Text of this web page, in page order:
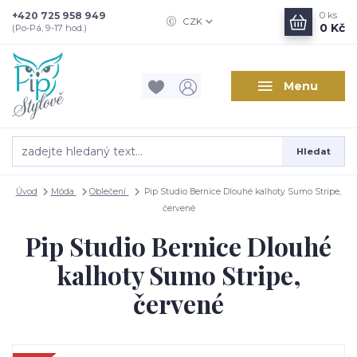
Menu
CZK
Hledat
+420 725 958 949
(Po-Pá, 9-17 hod.)
0 ks
0 Kč
Úvod Móda Oblečení
Pip Studio Bernice Dlouhé kalhoty Sumo Stripe,
červené
Pip Studio Bernice Dlouhé
kalhoty Sumo Stripe,
červené